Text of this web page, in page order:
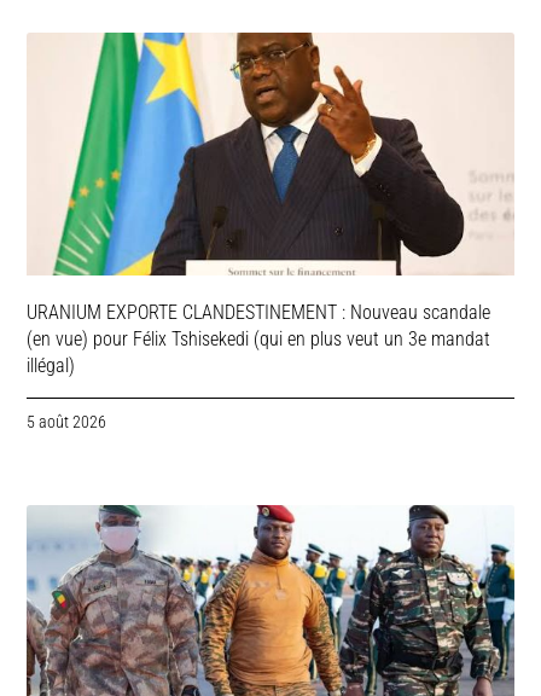
URANIUM EXPORTE CLANDESTINEMENT : Nouveau scandale
(en vue) pour Félix Tshisekedi (qui en plus veut un 3e mandat
illégal)
5 août 2026